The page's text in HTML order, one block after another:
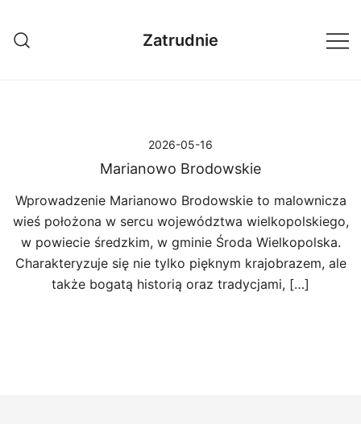
treści
Zatrudnie
2026-05-16
Marianowo Brodowskie
Wprowadzenie Marianowo Brodowskie to malownicza
wieś położona w sercu województwa wielkopolskiego,
w powiecie średzkim, w gminie Środa Wielkopolska.
Charakteryzuje się nie tylko pięknym krajobrazem, ale
także bogatą historią oraz tradycjami, […]